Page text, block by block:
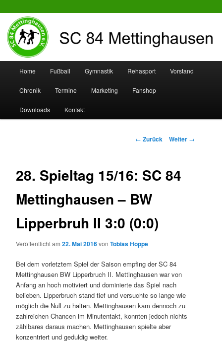
SC 84 Mettinghausen
Zum
Inhalt
wechseln
Zum
sekundären
Inhalt
Home Fußball Gymnastik Rehasport Vorstand
Chronik Termine Marketing Fanshop
Downloads Kontakt
Beitrags-
← Zurück Weiter →
28. Spieltag 15/16: SC 84
Mettinghausen – BW
Lipperbruh II 3:0 (0:0)
Veröffentlicht am22. Mai 2016vonTobias Hoppe
Bei dem vorletztem Spiel der Saison empfing der SC 84
Mettinghausen BW Lipperbruch II. Mettinghausen war von
Anfang an hoch motiviert und dominierte das Spiel nach
belieben. Lipperbruch stand tief und versuchte so lange wie
möglich die Null zu halten. Mettinghausen kam dennoch zu
zahlreichen Chancen im Minutentakt, konnten jedoch nichts
zählbares daraus machen. Mettinghausen spielte aber
konzentriert und geduldig weiter.